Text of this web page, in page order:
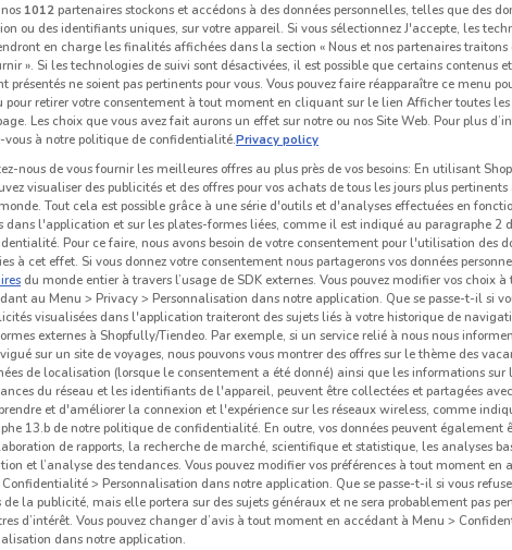
1012partenaires stockons et accédons à des données personnelles, telles que des
ou des identifiants uniques, sur votre appareil. Si vous sélectionnez J'accepte, les
en charge les finalités affichées dans la section « Nous et nos partenaires traitons
». Si les technologies de suivi sont désactivées, il est possible que certains contenus
présentés ne soient pas pertinents pour vous. Vous pouvez faire réapparaître ce menu
pour retirer votre consentement à tout moment en cliquant sur le lien Afficher toutes
Les choix que vous avez fait aurons un effet sur notre ou nos Site Web. Pour plus
vous à notre politique de confidentialité.Privacy policy
nous de vous fournir les meilleures offres au plus près de vos besoins: En utilisant
visualiser des publicités et des offres pour vos achats de tous les jours plus pertinents
Tout cela est possible grâce à une série d'outils et d'analyses effectuées en
dans l'application et sur les plates-formes liées, comme il est indiqué au paragraphe 2
Pour ce faire, nous avons besoin de votre consentement pour l'utilisation des
à cet effet. Si vous donnez votre consentement nous partagerons vos données
du monde entier à travers l’usage de SDK externes. Vous pouvez modifier vos choix
au Menu > Privacy > Personnalisation dans notre application. Que se passe-t-il si
visualisées dans l'application traiteront des sujets liés à votre historique de
externes à Shopfully/Tiendeo. Par exemple, si un service relié à nous nous
sur un site de voyages, nous pouvons vous montrer des offres sur le thème des
de localisation (lorsque le consentement a été donné) ainsi que les informations sur
du réseau et les identifiants de l'appareil, peuvent être collectées et partagées
et d'améliorer la connexion et l'expérience sur les réseaux wireless, comme
13.b de notre politique de confidentialité. En outre, vos données peuvent également
de rapports, la recherche de marché, scientifique et statistique, les analyses
et l’analyse des tendances. Vous pouvez modifier vos préférences à tout moment en
> Personnalisation dans notre application. Que se passe-t-il si vous
de la publicité, mais elle portera sur des sujets généraux et ne sera probablement pas
d’intérêt. Vous pouvez changer d’avis à tout moment en accédant à Menu >
dans notre application.